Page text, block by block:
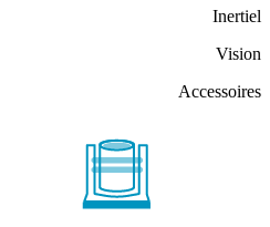
Inertiel
Vision
Accessoires